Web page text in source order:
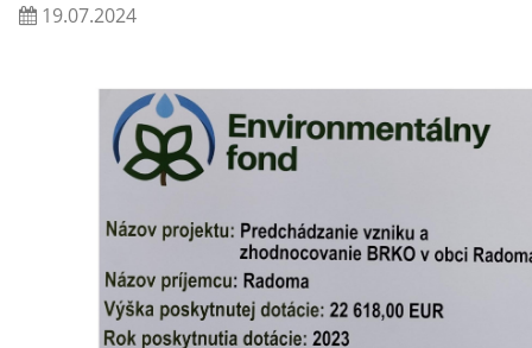
19.07.2024